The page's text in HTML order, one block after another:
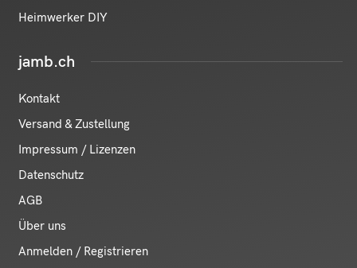
Heimwerker DIY
jamb.ch
Kontakt
Versand & Zustellung
Impressum / Lizenzen
Datenschutz
AGB
Über uns
Anmelden / Registrieren